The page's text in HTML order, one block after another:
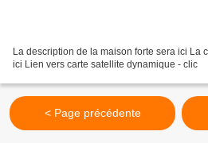
La description de la maison forte sera ici La
ici Lien vers carte satellite dynamique - clic
< Page précédente